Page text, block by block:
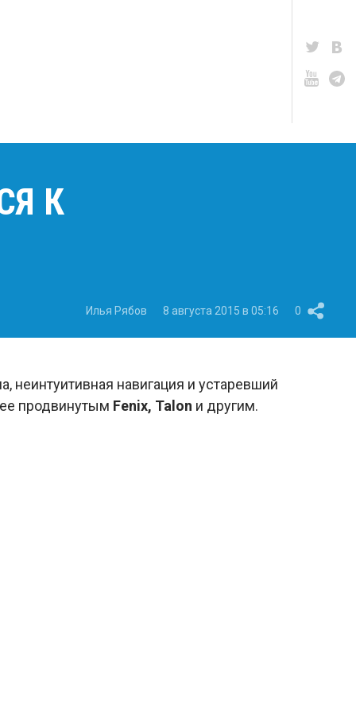
К
Илья Рябов 8 августа 2015 в 05:16 0
неинтуитивная навигация и устаревший
продвинутым Fenix, Talon и другим.